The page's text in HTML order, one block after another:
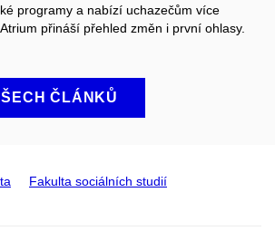
programy a nabízí uchazečům více
přináší přehled změn i první ohlasy.
ČLÁNKŮ
Fakulta sociálních studií